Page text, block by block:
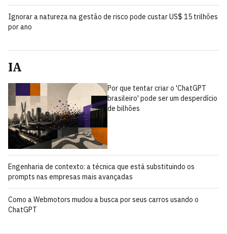
Ignorar a natureza na gestão de risco pode custar US$ 15 trilhões
por ano
IA
Por que tentar criar o 'ChatGPT
brasileiro' pode ser um desperdício
de bilhões
Engenharia de contexto: a técnica que está substituindo os
prompts nas empresas mais avançadas
Como a Webmotors mudou a busca por seus carros usando o
ChatGPT